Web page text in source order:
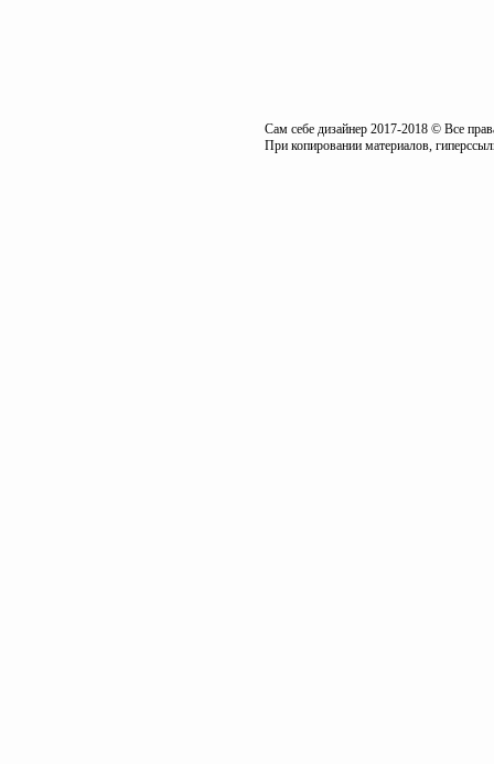
Сам себе дизайнер 2017-2018 © Все
При копировании материалов,